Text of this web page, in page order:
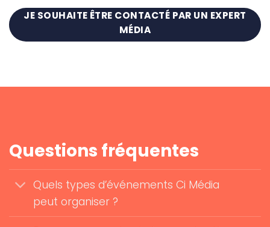
JE SOUHAITE ÊTRE CONTACTÉ PAR UN EXPERT
MÉDIA
Questions fréquentes
Quels types d’événements Ci Média
peut organiser ?